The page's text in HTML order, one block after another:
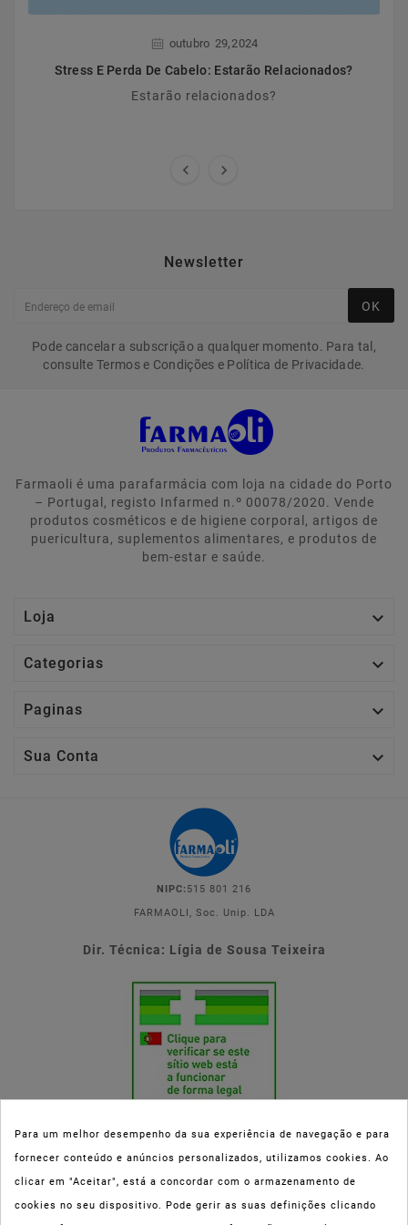
outubro 29, 2024
Stress E Perda De Cabelo: Estarão Relacionados?
Estarão relacionados?
 
Newsletter
OK
Pode cancelar a subscrição a qualquer momento. Para tal,
consulte Termos e Condições e Política de Privacidade.
Farmaoli é uma parafarmácia com loja na cidade do Porto
– Portugal, registo Infarmed n.º 00078/2020. Vende
produtos cosméticos e de higiene corporal, artigos de
puericultura, suplementos alimentares, e produtos de
bem-estar e saúde.
Loja 
Categorias 
Paginas 
Sua Conta 
NIPC: 515 801 216
FARMAOLI, Soc. Unip. LDA
Dir. Técnica: Lígia de Sousa Teixeira
Esta parafarmácia (Farmaoli) encontra-se autorizada pelo INFARMED
(registo nº 00078/2020) para a dispensa de Medicamentos Não
Para um melhor desempenho da sua experiência de navegação e para
fornecer conteúdo e anúncios personalizados, utilizamos cookies. Ao
clicar em "Aceitar", está a concordar com o armazenamento de
cookies no seu dispositivo. Pode gerir as suas definições clicando